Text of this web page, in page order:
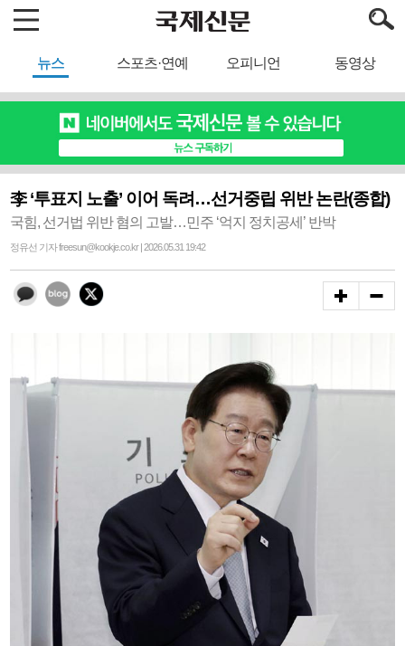
뉴스 스포츠·연예 오피니언 동영상
李 ‘투표지 노출’ 이어 독려…선거중립 위반 논란(종합)
국힘, 선거법 위반 혐의 고발…민주 ‘억지 정치공세’ 반박
정유선 기자 freesun@kookje.co.kr | 2026.05.31 19:42